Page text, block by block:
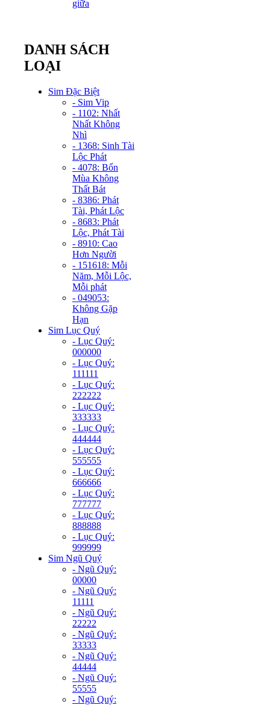
giữa
DANH SÁCH
LOẠI
Sim Đặc Biệt
- Sim Vip
- 1102: Nhất
Nhất Không
Nhì
- 1368: Sinh Tài
Lộc Phát
- 4078: Bốn
Mùa Không
Thất Bát
- 8386: Phát
Tài, Phát Lộc
- 8683: Phát
Lộc, Phát Tài
- 8910: Cao
Hơn Người
- 151618: Mỗi
Năm, Mỗi Lộc,
Mỗi phát
- 049053:
Không Gặp
Hạn
Sim Lục Quý
- Lục Quý:
000000
- Lục Quý:
111111
- Lục Quý:
222222
- Lục Quý:
333333
- Lục Quý:
444444
- Lục Quý:
555555
- Lục Quý:
666666
- Lục Quý:
777777
- Lục Quý:
888888
- Lục Quý:
999999
Sim Ngũ Quý
- Ngũ Quý:
00000
- Ngũ Quý:
11111
- Ngũ Quý:
22222
- Ngũ Quý:
33333
- Ngũ Quý:
44444
- Ngũ Quý:
55555
- Ngũ Quý: